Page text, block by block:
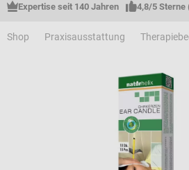
Expertise seit 140 Jahren 4,8/5 Sterne
Shop Praxisausstattung